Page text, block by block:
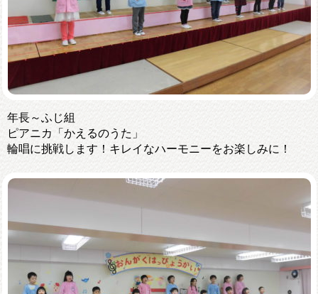
年長～ふじ組
ピアニカ「かえるのうた」
輪唱に挑戦します！キレイなハーモニーをお楽しみに！